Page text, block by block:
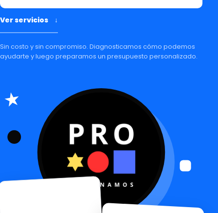
Ver servicios ↓
Sin costo y sin compromiso. Diagnosticamos cómo podemos
ayudarte y luego preparamos un presupuesto personalizado.
★